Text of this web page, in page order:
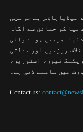
میڈیاہاؤس ہے جو سچی
کو حقائق سے آگاہ
ہونے والی
ورزیوں اور بدلتی
نیوز، اسٹوریز،
میں سامنے لاتی ہے۔
Contact us: